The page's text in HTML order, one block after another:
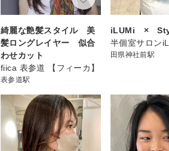
綺麗な艶髪スタイル 美
髪ロングレイヤー 似合
わせカット
fiica 表参道 【フィーカ】
表参道駅
iLUMi ×
半個室サロン
田県神社前駅